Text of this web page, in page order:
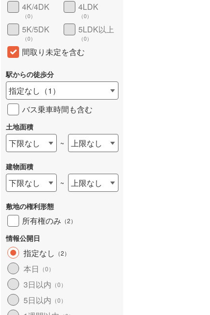
4K/4DK
（0）
4LDK
（0）
5K/5DK
（0）
5LDK以上
（0）
間取り未定を含む
駅からの徒歩分
指定なし （1 ）
バス乗車時間も含む
土地面積
下限なし ~ 上限なし
建物面積
下限なし ~ 上限なし
敷地の権利形態
所有権のみ （2）
情報公開日
指定なし （2）
本日 （0）
3日以内 （0）
5日以内 （0）